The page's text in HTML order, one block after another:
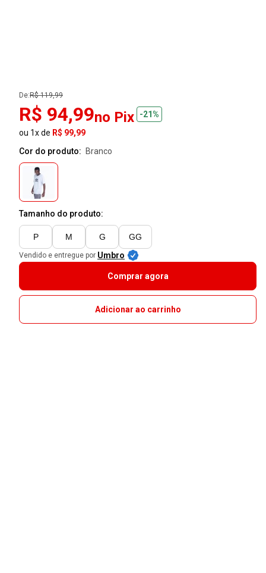
De:R$ 119,99
R$ 94,99no Pix
-21%
ou 1x de R$ 99,99
Cor do produto:
branco
Tamanho do produto:
P M G GG
Vendido e entregue por Umbro
Comprar agora
Adicionar ao carrinho